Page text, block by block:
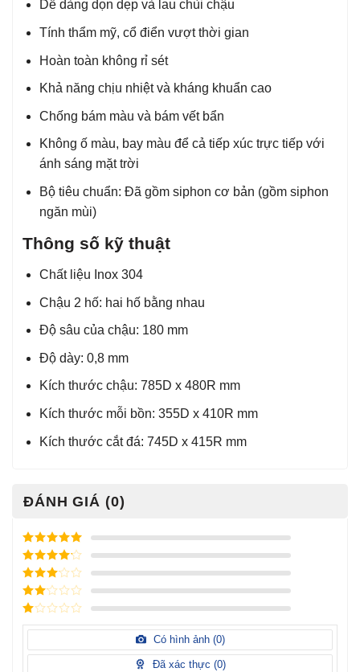
Dễ dàng dọn dẹp và lau chùi chậu
Tính thẩm mỹ, cổ điển vượt thời gian
Hoàn toàn không rỉ sét
Khả năng chịu nhiệt và kháng khuẩn cao
Chống bám màu và bám vết bẩn
Không ố màu, bay màu để cả tiếp xúc trực tiếp với
ánh sáng mặt trời
Bộ tiêu chuẩn: Đã gồm siphon cơ bản (gồm siphon
ngăn mùi)
Thông số kỹ thuật
Chất liệu Inox 304
Chậu 2 hố: hai hố bằng nhau
Độ sâu của chậu: 180 mm
Độ dày: 0,8 mm
Kích thước chậu: 785D x 480R mm
Kích thước mỗi bồn: 355D x 410R mm
Kích thước cắt đá: 745D x 415R mm
ĐÁNH GIÁ (0)
Được xếp
hạng
5
5
sao
Được xếp
hạng
4
5
sao
Được
xếp
hạng3
5 sao
Được
hạng
sao
Được
hạng
Có hình ảnh (0)
Đã xác thực (0)